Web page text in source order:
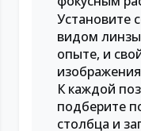
Установите
видом
опыте, и
К каждой
подберите
столбца и